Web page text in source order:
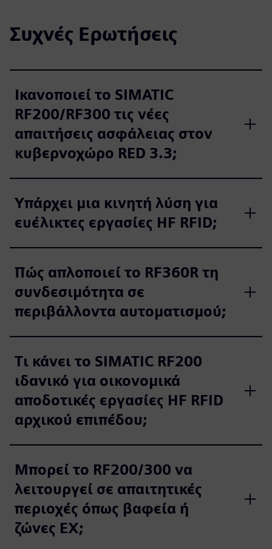
Συχνές Ερωτήσεις
Ικανοποιεί το SIMATIC
RF200/RF300 τις νέες
απαιτήσεις ασφάλειας στον
κυβερνοχώρο RED 3.3;
Υπάρχει μια κινητή λύση για
ευέλικτες εργασίες HF RFID;
Πώς απλοποιεί το RF360R τη
συνδεσιμότητα σε
περιβάλλοντα αυτοματισμού;
Τι κάνει το SIMATIC RF200
ιδανικό για οικονομικά
αποδοτικές εργασίες HF RFID
αρχικού επιπέδου;
Μπορεί το RF200/300 να
λειτουργεί σε απαιτητικές
περιοχές όπως βαφεία ή
ζώνες EX;